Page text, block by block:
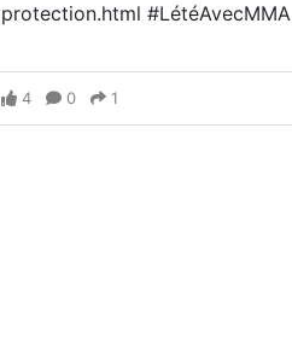
protection.html #LétéAvecMMA
4 0
1